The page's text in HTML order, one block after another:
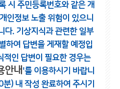
시 주민등록번호와 같은 개
인정보 노출 위험이 있으니
다. 기상지식과 관련한 일부
하여 답변을 게재할 예정입
인 답변이 필요한 경우는
안내 '를 이용하시기 바랍니
) 내 작성 완료하여 주시기